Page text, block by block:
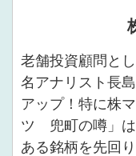
老舗投資顧問と
名アナリスト長
アップ！特に株
ツ 兜町の噂」は
ある銘柄を先回